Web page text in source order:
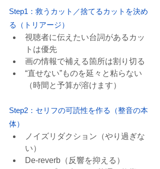
Step1：救うカット／捨てるカットを決め
る（トリアージ）
視聴者に伝えたい台詞があるカッ
トは優先
画の情報で補える箇所は割り切る
“直せない”ものを延々と粘らない
（時間と予算が溶けます）
Step2：セリフの可読性を作る（整音の本
体）
ノイズリダクション（やり過ぎな
い）
De-reverb（反響を抑える）